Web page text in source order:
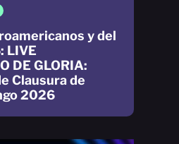
y del
LIVE
DE GLORIA:
Clausura de
2026